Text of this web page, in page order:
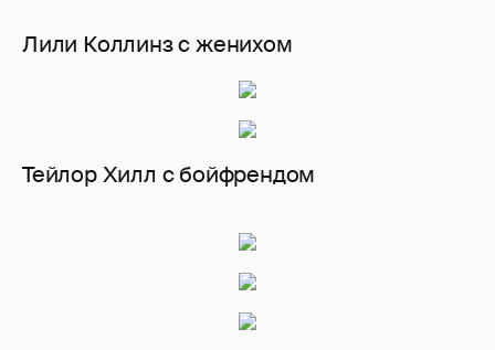
Лили Коллинз с женихом
Тейлор Хилл с бойфрендом